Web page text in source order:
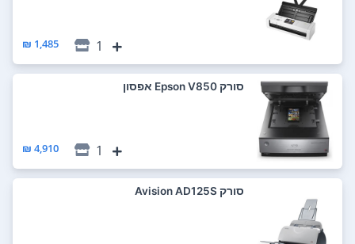
1
1,485 ₪
סורק Epson V850 אפסון
1
4,910 ₪
סורק Avision AD125S